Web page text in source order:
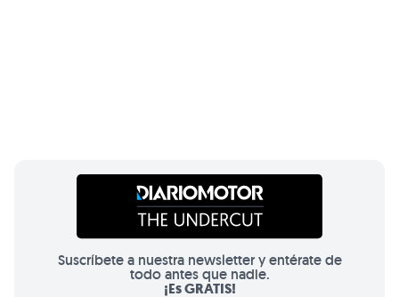
Suscríbete a nuestra newsletter y entérate de
todo antes que nadie.
¡Es GRATIS!